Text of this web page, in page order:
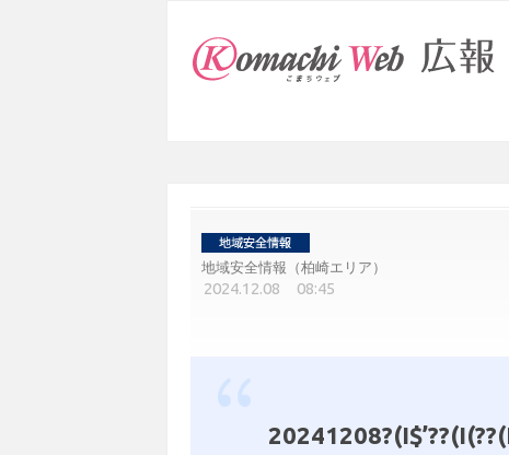
地域安全情報（柏崎エリア）
2024.12.08 08:45